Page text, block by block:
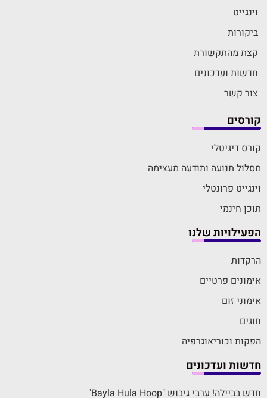
וינגייט
ביקורות
קצת מהתקשורת
חדשות ועדכונים
צור קשר
קורסים
קורס דיגיטלי
מסלול תנועה ותודעה מעצימה
וינגייט פרונטלי
תוכן חינמי
הפעילויות שלנו
הרקדות
אימונים פרטיים
אימוני זום
חוגים
הפקות וכוריאוגרפיה
חדשות ועדכונים
חדש בביילה! ערבי גיבוש "Bayla Hula Hoop"